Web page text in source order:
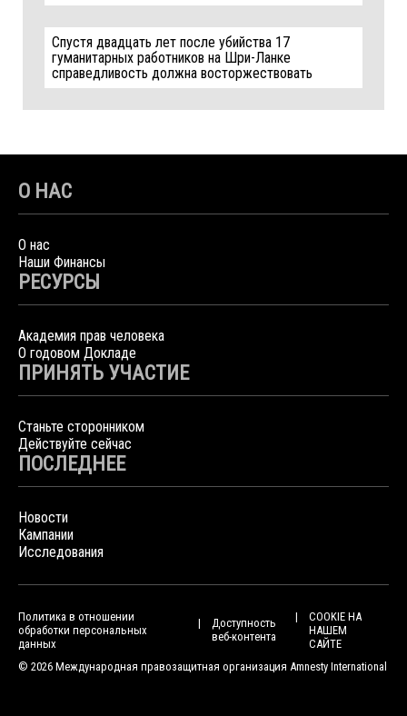
Спустя двадцать лет после убийства 17
гуманитарных работников на Шри-Ланке
справедливость должна восторжествовать
О НАС
О нас
Наши Финансы
РЕСУРСЫ
Академия прав человека
О годовом Докладе
ПРИНЯТЬ УЧАСТИЕ
Станьте сторонником
Действуйте сейчас
ПОСЛЕДНЕЕ
Новости
Кампании
Исследования
Политика в отношении
обработки персональных
данных
Доступность
веб-контента
COOKIE НА
НАШЕМ
САЙТЕ
© 2026 Международная правозащитная организация Amnesty International